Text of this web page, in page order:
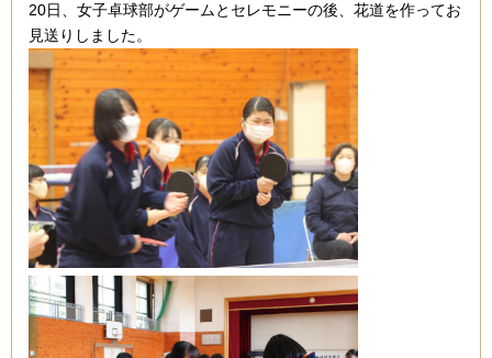
20日、女子卓球部がゲームとセレモニーの後、花道を作ってお
見送りしました。